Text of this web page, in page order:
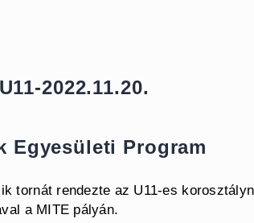
U11-2022.11.20.
Egyesületi Program
tornát rendezte az U11-es
a MITE pályán.